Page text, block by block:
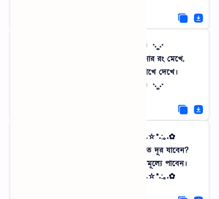
·.¸¸.·♩♪♫ বিকেলের মায়া ♫♪♩·.¸¸.·
সূর্য যখন পাটে নামে বিলের জলে সোনার রং মেখে,
সব কষ্ট মুছে যায় শুধু এমন দৃশ্য চোখে দেখে।
·.¸¸.·♩♪♫ বিকেলের মায়া ♫♪♩·.¸¸.·
✿.｡.:* ☆:**:. সবুজ মার্কেটিং .:**:.☆*.:｡.✿
একটু সতেজ অক্সিজেনের খোঁজে আর কত দূর যাবেন?
গ্রামের কোলে ফিরে আসুন, প্রশান্তি বিনামূল্যে পাবেন।
✿.｡.:* ☆:**:. সবুজ মার্কেটিং .:**:.☆*.:｡.✿